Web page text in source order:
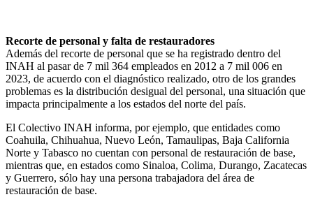
Recorte de personal y falta de restauradores
Además del recorte de personal que se ha registrado dentro del
INAH al pasar de 7 mil 364 empleados en 2012 a 7 mil 006 en
2023, de acuerdo con el diagnóstico realizado, otro de los grandes
problemas es la distribución desigual del personal, una situación que
impacta principalmente a los estados del norte del país.
El Colectivo INAH informa, por ejemplo, que entidades como
Coahuila, Chihuahua, Nuevo León, Tamaulipas, Baja California
Norte y Tabasco no cuentan con personal de restauración de base,
mientras que, en estados como Sinaloa, Colima, Durango, Zacatecas
y Guerrero, sólo hay una persona trabajadora del área de
restauración de base.